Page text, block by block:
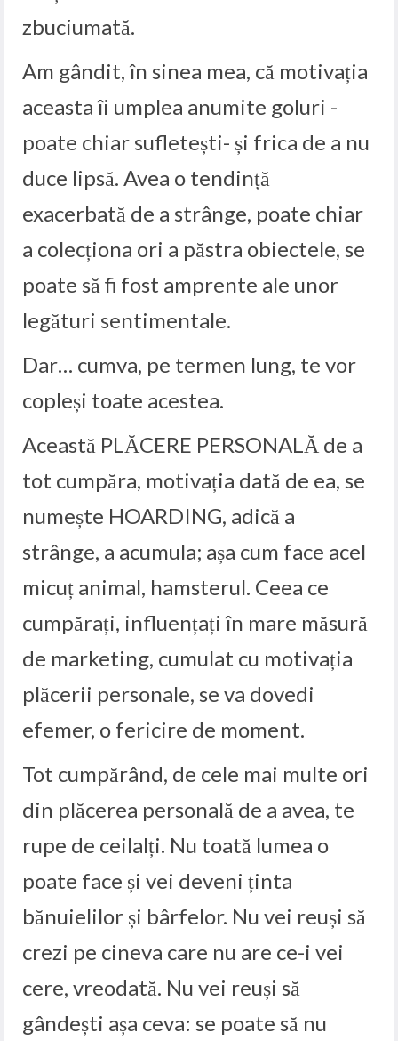
zbuciumată.
Am gândit, în sinea mea, că motivația
aceasta îi umplea anumite goluri -
poate chiar sufletești- și frica de a nu
duce lipsă. Avea o tendință
exacerbată de a strânge, poate chiar
a colecționa ori a păstra obiectele, se
poate să fi fost amprente ale unor
legături sentimentale.
Dar… cumva, pe termen lung, te vor
copleși toate acestea.
Această PLĂCERE PERSONALĂ de a
tot cumpăra, motivația dată de ea, se
numește HOARDING, adică a
strânge, a acumula; așa cum face acel
micuț animal, hamsterul. Ceea ce
cumpărați, influențați în mare măsură
de marketing, cumulat cu motivația
plăcerii personale, se va dovedi
efemer, o fericire de moment.
Tot cumpărând, de cele mai multe ori
din plăcerea personală de a avea, te
rupe de ceilalți. Nu toată lumea o
poate face și vei deveni ținta
bănuielilor și bârfelor. Nu vei reuși să
crezi pe cineva care nu are ce-i vei
cere, vreodată. Nu vei reuși să
gândești așa ceva: se poate să nu